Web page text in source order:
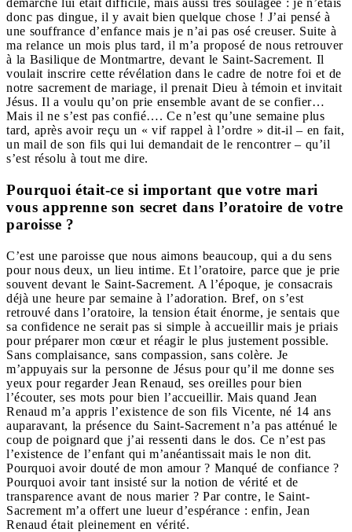
donc pas dingue, il y avait bien quelque chose ! J’ai pensé à
une souffrance d’enfance mais je n’ai pas osé creuser. Suite à
ma relance un mois plus tard, il m’a proposé de nous retrouver
à la Basilique de Montmartre, devant le Saint-Sacrement. Il
voulait inscrire cette révélation dans le cadre de notre foi et de
notre sacrement de mariage, il prenait Dieu à témoin et invitait
Jésus. Il a voulu qu’on prie ensemble avant de se confier…
Mais il ne s’est pas confié…. Ce n’est qu’une semaine plus
tard, après avoir reçu un « vif rappel à l’ordre » dit-il – en fait,
un mail de son fils qui lui demandait de le rencontrer – qu’il
s’est résolu à tout me dire.
Pourquoi était-ce si important que votre mari
vous apprenne son secret dans l’oratoire de votre
paroisse ?
C’est une paroisse que nous aimons beaucoup, qui a du sens
pour nous deux, un lieu intime. Et l’oratoire, parce que je prie
souvent devant le Saint-Sacrement. A l’époque, je consacrais
déjà une heure par semaine à l’adoration. Bref, on s’est
retrouvé dans l’oratoire, la tension était énorme, je sentais que
sa confidence ne serait pas si simple à accueillir mais je priais
pour préparer mon cœur et réagir le plus justement possible.
Sans complaisance, sans compassion, sans colère. Je
m’appuyais sur la personne de Jésus pour qu’il me donne ses
yeux pour regarder Jean Renaud, ses oreilles pour bien
l’écouter, ses mots pour bien l’accueillir. Mais quand Jean
Renaud m’a appris l’existence de son fils Vicente, né 14 ans
auparavant, la présence du Saint-Sacrement n’a pas atténué le
coup de poignard que j’ai ressenti dans le dos. Ce n’est pas
l’existence de l’enfant qui m’anéantissait mais le non dit.
Pourquoi avoir douté de mon amour ? Manqué de confiance ?
Pourquoi avoir tant insisté sur la notion de vérité et de
transparence avant de nous marier ? Par contre, le Saint-
Sacrement m’a offert une lueur d’espérance : enfin, Jean
Renaud était pleinement en vérité.